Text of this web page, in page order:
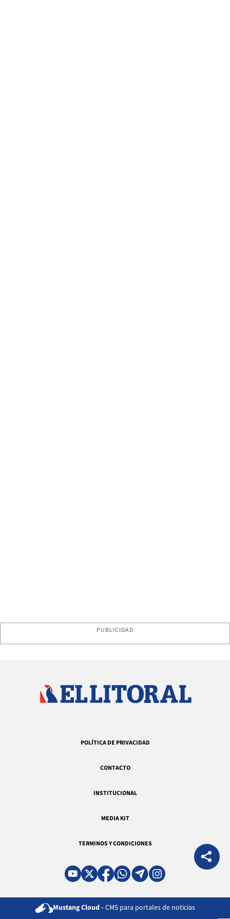
PUBLICIDAD
POLÍTICA DE PRIVACIDAD
CONTACTO
INSTITUCIONAL
MEDIA KIT
TERMINOS Y CONDICIONES
Mustang Cloud - CMS para portales de noticias